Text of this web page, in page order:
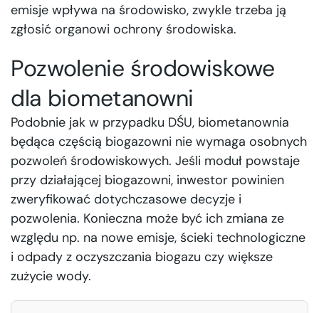
emisje wpływa na środowisko, zwykle trzeba ją
zgłosić organowi ochrony środowiska.
Pozwolenie środowiskowe
dla biometanowni
Podobnie jak w przypadku DŚU, biometanownia
będąca częścią biogazowni nie wymaga osobnych
pozwoleń środowiskowych. Jeśli moduł powstaje
przy działającej biogazowni, inwestor powinien
zweryfikować dotychczasowe decyzje i
pozwolenia. Konieczna może być ich zmiana ze
względu np. na nowe emisje, ścieki technologiczne
i odpady z oczyszczania biogazu czy większe
zużycie wody.